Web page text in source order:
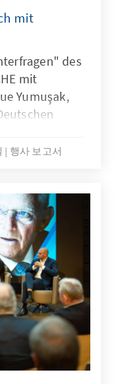
mit
des
mit
Yumuşak,
행사 보고서